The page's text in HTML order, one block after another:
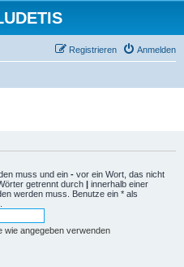
Anmelden
Registrieren
muss und ein - vor ein Wort, das nicht
getrennt durch | innerhalb einer
werden muss. Benutze ein * als
wie angegeben verwenden